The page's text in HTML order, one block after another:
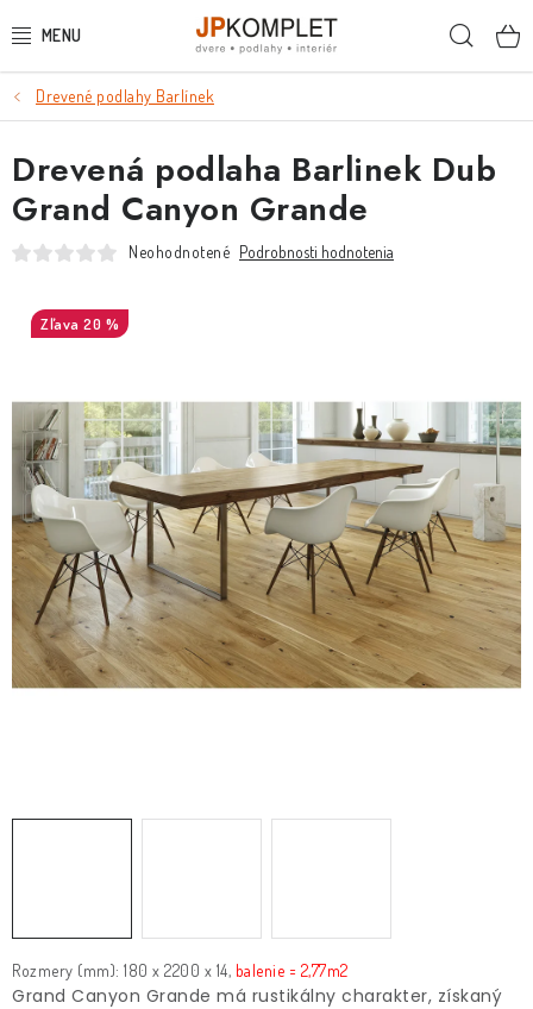
na
PODLAHY
DVERE A ZÁRUBNE
DVERE
KĽUČKY A ZÁMKY
OBKLADY A DLAŽBY
O nás Služby Referencie Kontakt Moja objednávka
Drevené podlahy Barlínek
Rozmery (mm): 180 x 2200 x 14, balenie = 2,77m2
Grand Canyon Grande má rustikálny charakter, získaný
Drevená podlaha Barlinek Dub
Grand Canyon Grande
Neohodnotené Podrobnosti hodnotenia
20 %